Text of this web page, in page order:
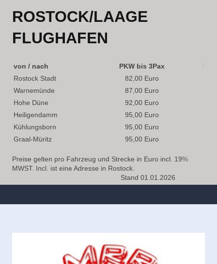
ROSTOCK/LAAGE
FLUGHAFEN
von / nach PKW bis 3Pax
Rostock Stadt
82,00 Euro
Warnemünde
87,00 Euro
Hohe Düne
92,00 Euro
Heiligendamm
95,00 Euro
Kühlungsborn
95,00 Euro
Graal-Müritz
95,00 Euro
Preise gelten pro Fahrzeug und Strecke in Euro incl. 19%
MWST. Incl. ist eine Adresse in Rostock.
Stand 01.01.2026